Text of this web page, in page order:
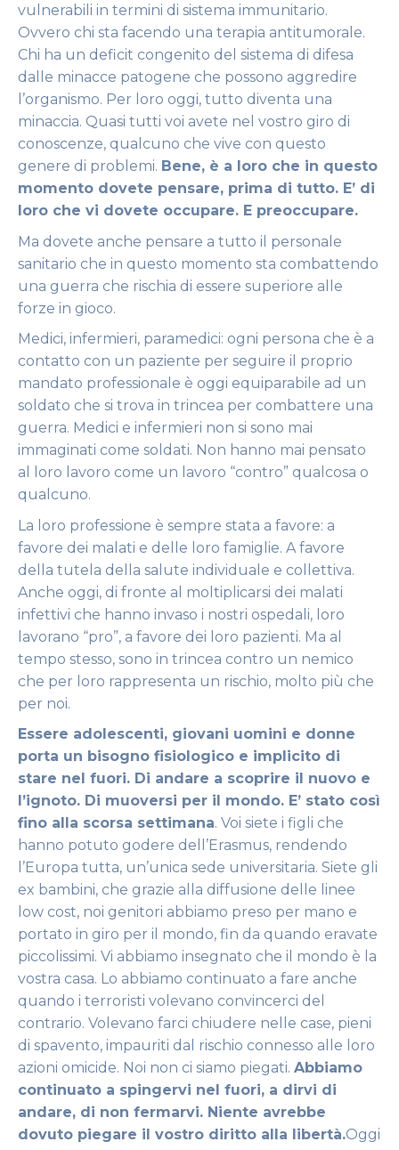
vulnerabili in termini di sistema immunitario.
Ovvero chi sta facendo una terapia antitumorale.
Chi ha un deficit congenito del sistema di difesa
dalle minacce patogene che possono aggredire
l’organismo. Per loro oggi, tutto diventa una
minaccia. Quasi tutti voi avete nel vostro giro di
conoscenze, qualcuno che vive con questo
genere di problemi. Bene, è a loro che in questo
momento dovete pensare, prima di tutto. E’ di
loro che vi dovete occupare. E preoccupare.
Ma dovete anche pensare a tutto il personale
sanitario che in questo momento sta combattendo
una guerra che rischia di essere superiore alle
forze in gioco.
Medici, infermieri, paramedici: ogni persona che è a
contatto con un paziente per seguire il proprio
mandato professionale è oggi equiparabile ad un
soldato che si trova in trincea per combattere una
guerra. Medici e infermieri non si sono mai
immaginati come soldati. Non hanno mai pensato
al loro lavoro come un lavoro “contro” qualcosa o
qualcuno.
La loro professione è sempre stata a favore: a
favore dei malati e delle loro famiglie. A favore
della tutela della salute individuale e collettiva.
Anche oggi, di fronte al moltiplicarsi dei malati
infettivi che hanno invaso i nostri ospedali, loro
lavorano “pro”, a favore dei loro pazienti. Ma al
tempo stesso, sono in trincea contro un nemico
che per loro rappresenta un rischio, molto più che
per noi.
Essere adolescenti, giovani uomini e donne
porta un bisogno fisiologico e implicito di
stare nel fuori. Di andare a scoprire il nuovo e
l’ignoto. Di muoversi per il mondo. E’ stato così
fino alla scorsa settimana. Voi siete i figli che
hanno potuto godere dell’Erasmus, rendendo
l’Europa tutta, un’unica sede universitaria. Siete gli
ex bambini, che grazie alla diffusione delle linee
low cost, noi genitori abbiamo preso per mano e
portato in giro per il mondo, fin da quando eravate
piccolissimi. Vi abbiamo insegnato che il mondo è la
vostra casa. Lo abbiamo continuato a fare anche
quando i terroristi volevano convincerci del
contrario. Volevano farci chiudere nelle case, pieni
di spavento, impauriti dal rischio connesso alle loro
azioni omicide. Noi non ci siamo piegati. Abbiamo
continuato a spingervi nel fuori, a dirvi di
andare, di non fermarvi. Niente avrebbe
dovuto piegare il vostro diritto alla libertà.Oggi